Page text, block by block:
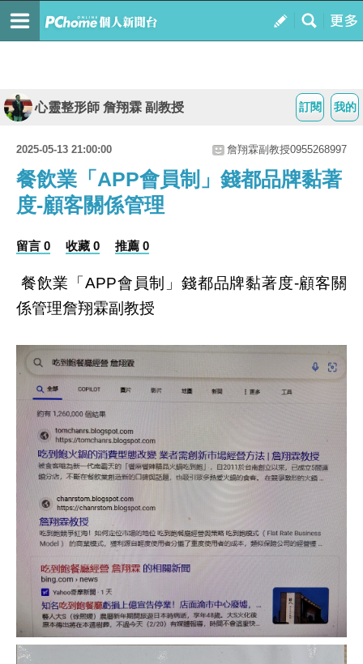
我的
訂閱
心靈整形師 詹翔霖 副教授
2025-05-13 21:00:00 詹翔霖副教授0955268997
餐飲業「APP會員制」錢都品牌黏著
度-顧客關係管理
留言 0 收藏 0 推薦 0
餐飲業「APP會員制」錢都品牌黏著度-顧客關
係管理詹翔霖副教授